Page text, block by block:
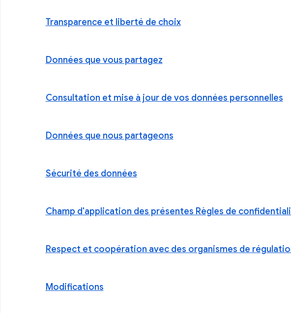
Transparence et liberté de choix
Données que vous partagez
Consultation et mise à jour de vos données personnelles
Données que nous partageons
Sécurité des données
Champ d'application des présentes Règles de
Respect et coopération avec des organismes de
Modifications